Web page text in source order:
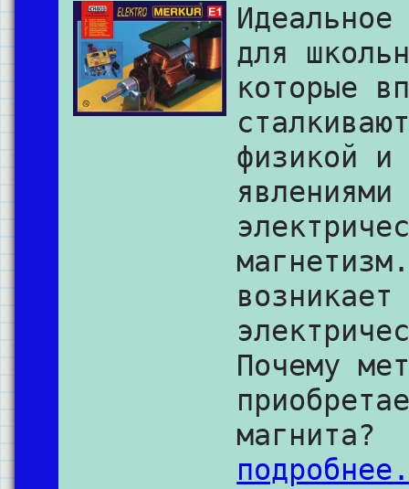
Идеальное
для
которые
физикой и
явлениями
возникает
Почему
магнита?